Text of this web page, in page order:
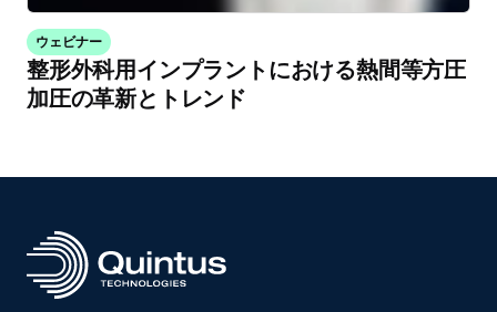
ウェビナー
整形外科用インプラントにおける熱間等方圧
加圧の革新とトレンド